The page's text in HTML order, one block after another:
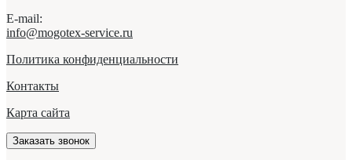
E-mail:
info@mogotex-service.ru
Политика конфиденциальности
Контакты
Карта сайта
Заказать звонок